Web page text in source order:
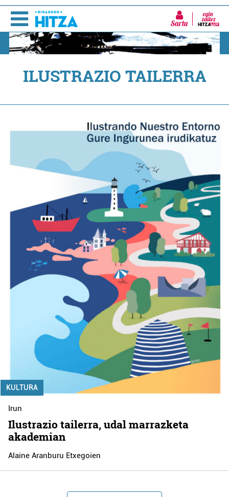
Sartu
ILUSTRAZIO TAILERRA
KULTURA
Irun
Ilustrazio tailerra, udal marrazketa
akademian
Alaine Aranburu Etxegoien